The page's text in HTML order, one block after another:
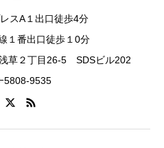
スA１出口徒歩4分
１番出口徒歩１0分
草２丁目26-5 SDSビル202
5808-9535